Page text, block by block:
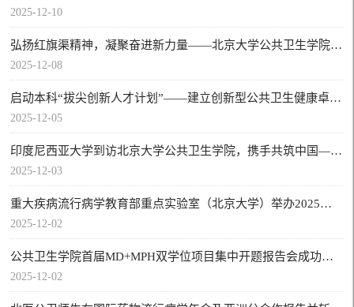
2025-12-10
弘扬红旗渠精神，凝聚奋进新力量——北京大学公共卫生学院社会医学与健康教育系教工支部开展主题党日活动
2025-12-08
启动本科“拔尖创新人才计划”——建立创新型公共卫生健康卓越人才培养范式
2025-12-05
印度尼西亚大学到访北京大学公共卫生学院，携手共筑中国—东盟公共卫生科技合作未来
2025-12-03
重大疾病流行病学教育部重点实验室（北京大学）举办2025年度学术委员会会议
2025-12-02
公共卫生学院首届MD+MPH双学位项目集中开题报告会成功举行
2025-12-02